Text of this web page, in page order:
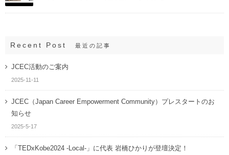
Recent Post 最近の記事
JCEC活動のご案内
2025-11-11
JCEC（Japan Career Empowerment Community）プレスタートのお
知らせ
2025-5-17
「TEDxKobe2024 -Local-」に代表 岩橋ひかりが登壇決定！